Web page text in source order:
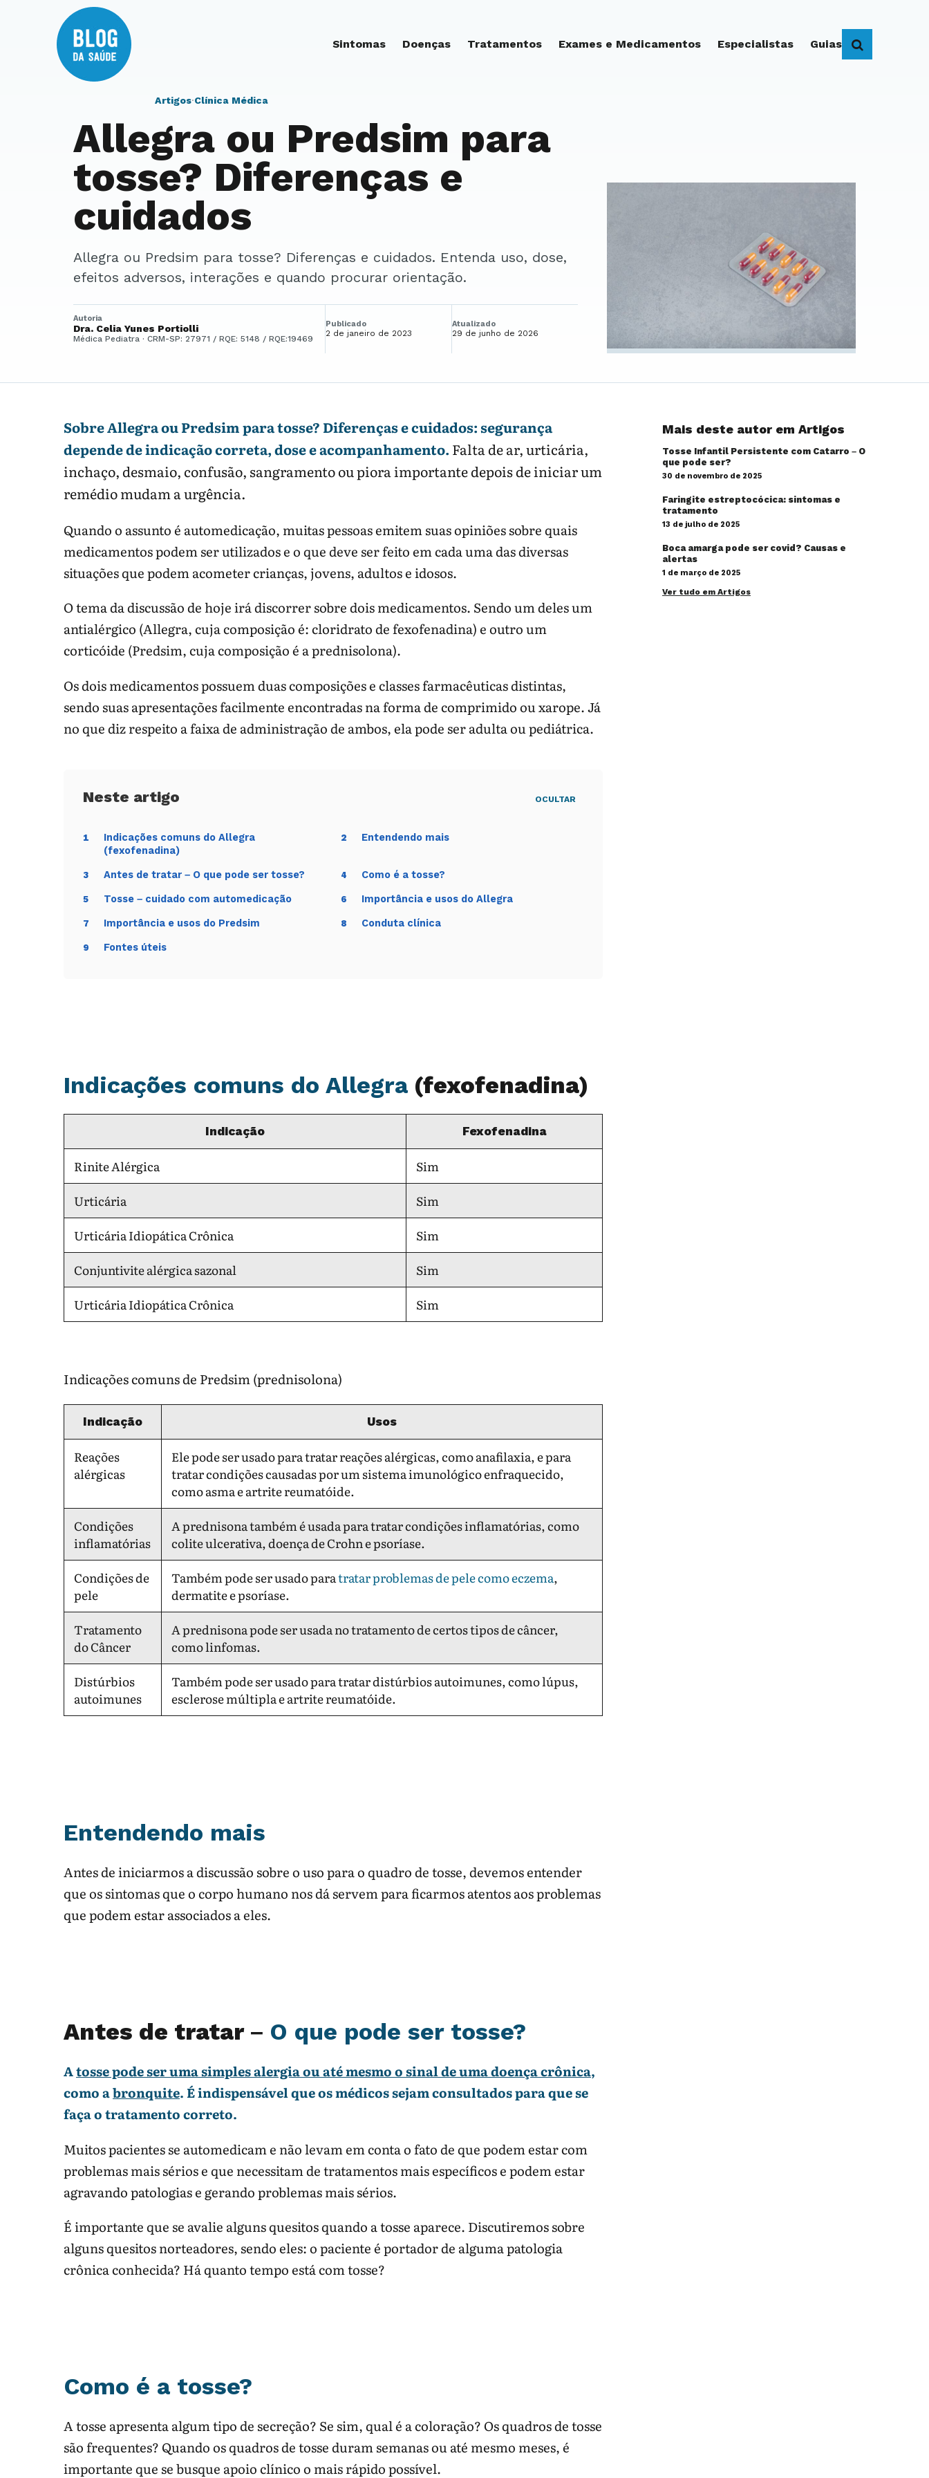
Sintomas Doenças Tratamentos Exames e Medicamentos Especialistas Guias BUSCAR
Artigos·Clínica Médica
Allegra ou Predsim para
tosse? Diferenças e
cuidados
Allegra ou Predsim para tosse? Diferenças e cuidados. Entenda uso, dose,
efeitos adversos, interações e quando procurar orientação.
Autoria
Dra. Celia Yunes Portiolli
Médica Pediatra · CRM-SP: 27971 / RQE: 5148 / RQE:19469
Publicado
2 de janeiro de 2023
Atualizado
29 de junho de 2026
Sobre Allegra ou Predsim para tosse? Diferenças e cuidados: segurança
depende de indicação correta, dose e acompanhamento. Falta de ar, urticária,
inchaço, desmaio, confusão, sangramento ou piora importante depois de iniciar um
remédio mudam a urgência.
Quando o assunto é automedicação, muitas pessoas emitem suas opiniões sobre quais
medicamentos podem ser utilizados e o que deve ser feito em cada uma das diversas
situações que podem acometer crianças, jovens, adultos e idosos.
O tema da discussão de hoje irá discorrer sobre dois medicamentos. Sendo um deles um
antialérgico (Allegra, cuja composição é: cloridrato de fexofenadina) e outro um
corticóide (Predsim, cuja composição é a prednisolona).
Os dois medicamentos possuem duas composições e classes farmacêuticas distintas,
sendo suas apresentações facilmente encontradas na forma de comprimido ou xarope. Já
no que diz respeito a faixa de administração de ambos, ela pode ser adulta ou pediátrica.
OCULTAR
1
Indicações comuns do Allegra
(fexofenadina)
2 Entendendo mais
3 Antes de tratar – O que pode ser tosse? 4 Como é a tosse?
5 Tosse – cuidado com automedicação 6 Importância e usos do Allegra
7 Importância e usos do Predsim 8 Conduta clínica
9 Fontes úteis
Indicações comuns do Allegra(fexofenadina)
Indicação Fexofenadina
Rinite Alérgica
Sim
Urticária
Sim
Urticária Idiopática Crônica
Sim
Conjuntivite alérgica sazonal
Sim
Urticária Idiopática Crônica
Sim
Indicações comuns de Predsim (prednisolona)
Indicação Usos
Reações
alérgicas
Ele pode ser usado para tratar reações alérgicas, como anafilaxia, e para
tratar condições causadas por um sistema imunológico enfraquecido,
como asma e artrite reumatóide.
Condições
inflamatórias
A prednisona também é usada para tratar condições inflamatórias, como
colite ulcerativa, doença de Crohn e psoríase.
Condições de
pele
Também pode ser usado paratratar problemas de pele como eczema,
dermatite e psoríase.
Tratamento
do Câncer
A prednisona pode ser usada no tratamento de certos tipos de câncer,
como linfomas.
Distúrbios
autoimunes
Também pode ser usado para tratar distúrbios autoimunes, como lúpus,
esclerose múltipla e artrite reumatóide.
Entendendo mais
Antes de iniciarmos a discussão sobre o uso para o quadro de tosse, devemos entender
que os sintomas que o corpo humano nos dá servem para ficarmos atentos aos problemas
que podem estar associados a eles.
Antes de tratar – O que pode ser tosse?
Atosse pode ser uma simples alergia ou até mesmo o sinal de uma doença crônica,
como abronquite. É indispensável que os médicos sejam consultados para que se
faça o tratamento correto.
Muitos pacientes se automedicam e não levam em conta o fato de que podem estar com
problemas mais sérios e que necessitam de tratamentos mais específicos e podem estar
agravando patologias e gerando problemas mais sérios.
É importante que se avalie alguns quesitos quando a tosse aparece. Discutiremos sobre
alguns quesitos norteadores, sendo eles: o paciente é portador de alguma patologia
crônica conhecida? Há quanto tempo está com tosse?
Como é a tosse?
A tosse apresenta algum tipo de secreção? Se sim, qual é a coloração? Os quadros de tosse
são frequentes? Quando os quadros de tosse duram semanas ou até mesmo meses, é
importante que se busque apoio clínico o mais rápido possível.
Mais deste autor em Artigos
Tosse Infantil Persistente com Catarro – O
que pode ser?
30 de novembro de 2025
Faringite estreptocócica: sintomas e
tratamento
13 de julho de 2025
Boca amarga pode ser covid? Causas e
alertas
1 de março de 2025
Ver tudo em Artigos